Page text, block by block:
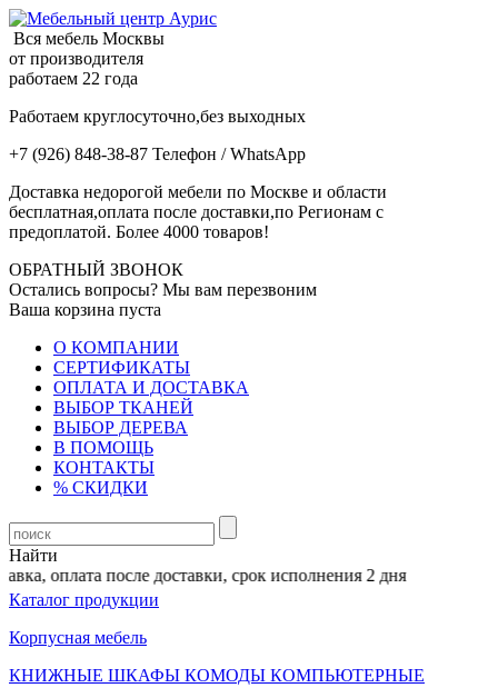
Вся мебель Москвы
от производителя
работаем 22 года
Работаем круглосуточно,без выходных
+7 (926) 848-38-87 Телефон / WhatsApp
Доставка недорогой мебели по Москве и области
бесплатная,оплата после доставки,по Регионам с
предоплатой. Более 4000 товаров!
ОБРАТНЫЙ ЗВОНОК
Остались вопросы? Мы вам перезвоним
Ваша корзина пуста
О КОМПАНИИ
СЕРТИФИКАТЫ
ОПЛАТА И ДОСТАВКА
ВЫБОР ТКАНЕЙ
ВЫБОР ДЕРЕВА
В ПОМОЩЬ
КОНТАКТЫ
% СКИДКИ
Найти
оплата после доставки, срок исполнения 2 дня
Каталог продукции
Корпусная мебель
КНИЖНЫЕ ШКАФЫ КОМОДЫ КОМПЬЮТЕРНЫЕ